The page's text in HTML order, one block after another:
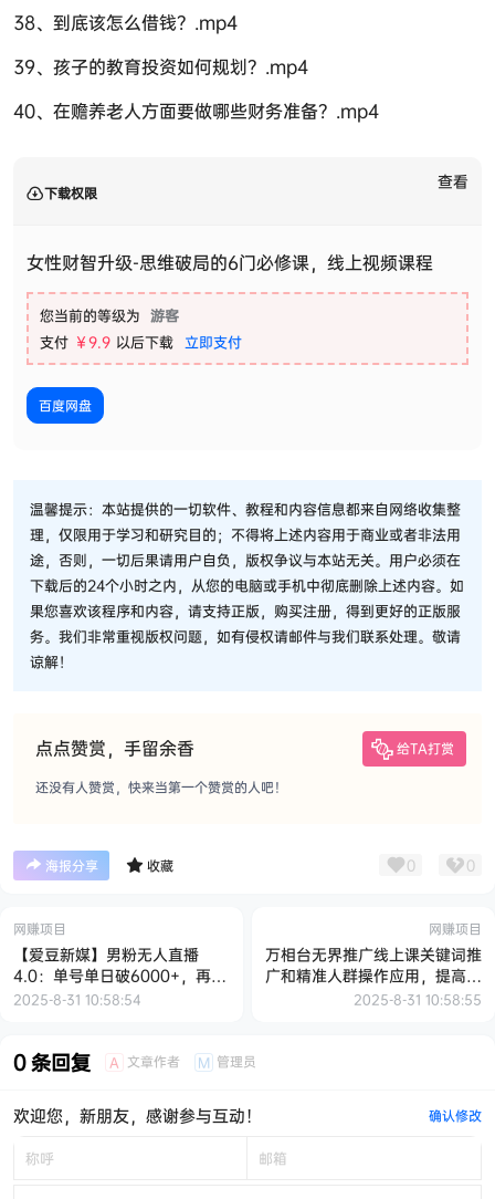
38、到底该怎么借钱？.mp4
39、孩子的教育投资如何规划？.mp4
40、在赡养老人方面要做哪些财务准备？.mp4
下载权限
查看
女性财智升级-思维破局的6门必修课，线上视频课程
您当前的等级为 游客
支付 ￥9.9 以后下载 立即支付
百度网盘
温馨提示：本站提供的一切软件、教程和内容信息都来自网络收集整
理，仅限用于学习和研究目的；不得将上述内容用于商业或者非法用
途，否则，一切后果请用户自负，版权争议与本站无关。用户必须在
下载后的24个小时之内，从您的电脑或手机中彻底删除上述内容。如
果您喜欢该程序和内容，请支持正版，购买注册，得到更好的正版服
务。我们非常重视版权问题，如有侵权请邮件与我们联系处理。敬请
谅解！
点点赞赏，手留余香 给TA打赏
还没有人赞赏，快来当第一个赞赏的人吧！
海报分享 收藏 0 0
网赚项目
【爱豆新媒】男粉无人直播
4.0：单号单日破6000+，再破
纪录，可矩阵【揭秘】
2025-8-31 10:58:54
网赚项目
万相台无界推广线上课关键词推
广和精准人群操作应用，提高无
界投产实操运营【22期】
2025-8-31 10:58:55
0 条回复 A 文章作者 M 管理员
欢迎您，新朋友，感谢参与互动！ 确认修改